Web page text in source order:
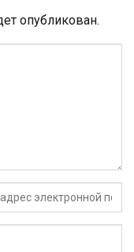
опубликован.